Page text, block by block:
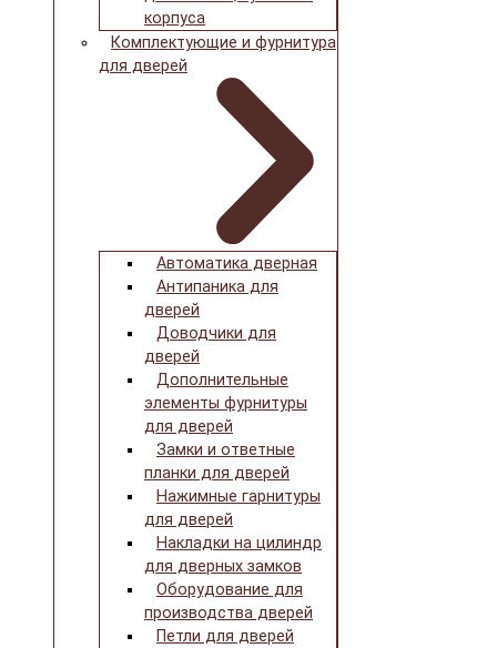
корпуса
Комплектующие и фурнитура
для дверей
Автоматика дверная
Антипаника для
дверей
Доводчики для
дверей
Дополнительные
элементы фурнитуры
для дверей
Замки и ответные
планки для дверей
Нажимные гарнитуры
для дверей
Накладки на цилиндр
для дверных замков
Оборудование для
производства дверей
Петли для дверей